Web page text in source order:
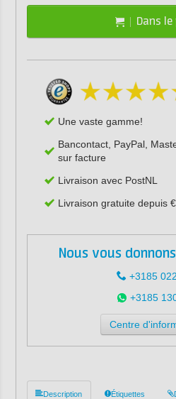
Dans
Une vaste gamme!
Bancontact, PayPal,
sur facture
Livraison avec PostNL
Livraison gratuite depuis
Nous vous
+3185
+3185
Centre
Description Étiquettes